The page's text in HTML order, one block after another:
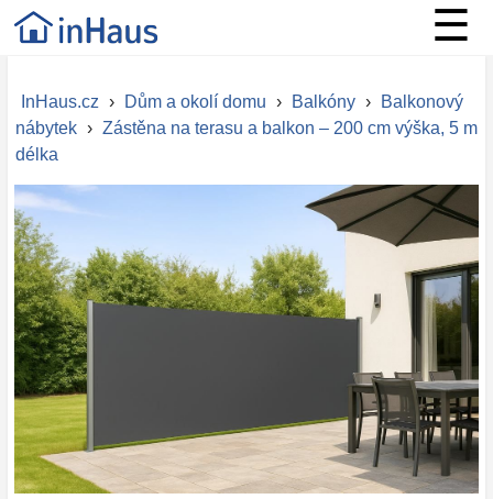
☰
InHaus.cz › Dům a okolí domu › Balkóny ›
Balkonový
nábytek › Zástěna na terasu a balkon – 200 cm výška, 5 m
délka